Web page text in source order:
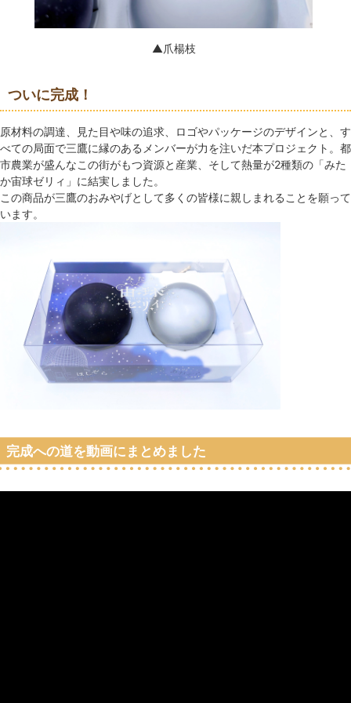
▲爪楊枝
ついに完成！
原材料の調達、見た目や味の追求、ロゴやパッケージのデザインと、す
べての局面で三鷹に縁のあるメンバーが力を注いだ本プロジェクト。都
市農業が盛んなこの街がもつ資源と産業、そして熱量が2種類の「みた
か宙球ゼリィ」に結実しました。
この商品が三鷹のおみやげとして多くの皆様に親しまれることを願って
います。
完成への道を動画にまとめました